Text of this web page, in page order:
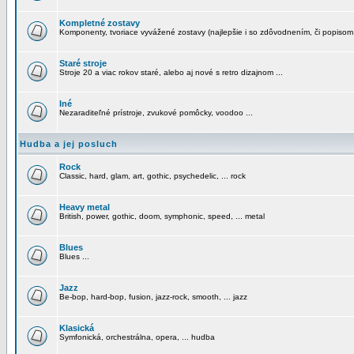
Kompletné zostavy
Komponenty, tvoriace vyvážené zostavy (najlepšie i so zdôvodnením, či
Staré stroje
Stroje 20 a viac rokov staré, alebo aj nové s retro dizajnom ...
Iné
Nezaraditeľné prístroje, zvukové pomôcky, voodoo ...
Hudba a jej posluch
Rock
Classic, hard, glam, art, gothic, psychedelic, ... rock
Heavy metal
British, power, gothic, doom, symphonic, speed, ... metal
Blues
Blues ...
Jazz
Be-bop, hard-bop, fusion, jazz-rock, smooth, ... jazz
Klasická
Symfonická, orchestrálna, opera, ... hudba